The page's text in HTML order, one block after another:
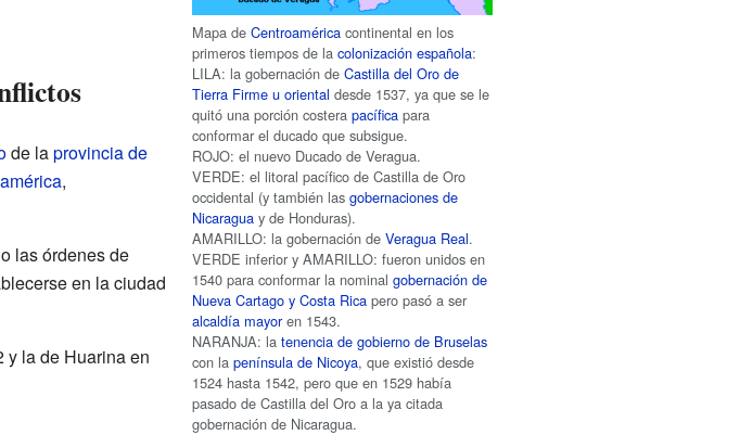
Mapa deCentroamérica continental en los
primeros tiempos de lacolonización española:
LILA: la gobernación deCastilla del Oro de
Tierra Firme u oriental desde 1537, ya que se le
quitó una porción costerapacífica para
conformar el ducado que subsigue.
ROJO: el nuevo Ducado de Veragua.
VERDE: el litoral pacífico de Castilla de Oro
occidental (y también lasgobernaciones de
Nicaragua y de Honduras).
AMARILLO: la gobernación deVeragua Real.
VERDE inferior y AMARILLO: fueron unidos en
1540 para conformar la nominalgobernación de
Nueva Cartago y Costa Rica pero pasó a ser
alcaldía mayoren 1543.
NARANJA: latenencia de gobierno de Bruselas
con lapenínsula de Nicoya, que existió desde
1524 hasta 1542, pero que en 1529 había
pasado de Castilla del Oro a la ya citada
gobernación de Nicaragua.
de laprovincia de
,
las órdenes de
en la ciudad
y la de Huarina en